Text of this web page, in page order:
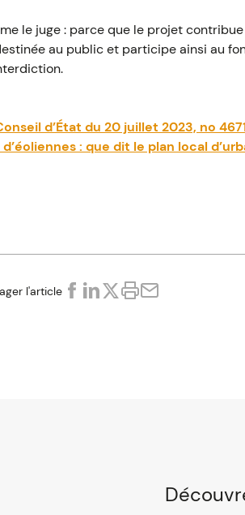
le juge : parce que le projet
au public et participe ainsi au
d’État du 20 juillet 2023, no
: que dit le plan local
l'article